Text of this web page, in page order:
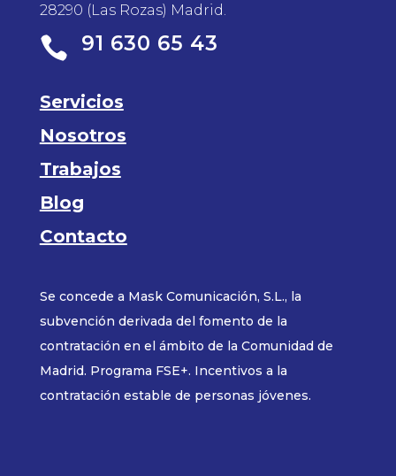
28290 (Las Rozas) Madrid.
 91 630 65 43
Servicios
Nosotros
Trabajos
Blog
Contacto
Se concede a Mask Comunicación, S.L., la
subvención derivada del fomento de la
contratación en el ámbito de la Comunidad de
Madrid. Programa FSE+. Incentivos a la
contratación estable de personas jóvenes.